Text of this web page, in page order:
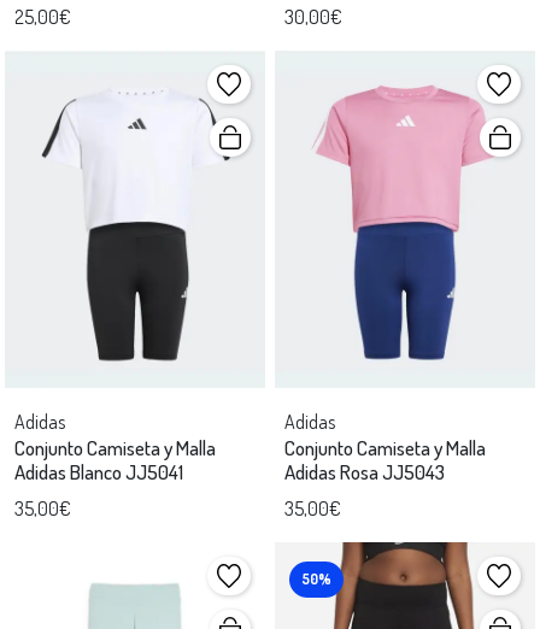
25,00€ 30,00€
Adidas
Conjunto Camiseta y Malla
Adidas Blanco JJ5041
35,00€
Adidas
Conjunto Camiseta y Malla
Adidas Rosa JJ5043
35,00€
50%